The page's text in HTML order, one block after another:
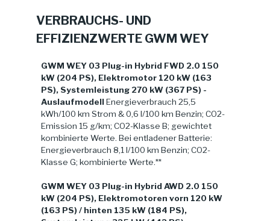
VERBRAUCHS- UND
EFFIZIENZWERTE GWM WEY
GWM WEY 03 Plug-in Hybrid FWD 2.0 150
kW (204 PS), Elektromotor 120 kW (163
PS), Systemleistung 270 kW (367 PS) -
AuslaufmodellEnergieverbrauch 25,5
kWh/100 km Strom & 0,6 l/100 km Benzin; CO2-
Emission 15 g/km; CO2-Klasse B; gewichtet
kombinierte Werte. Bei entladener Batterie:
Energieverbrauch 8,1 l/100 km Benzin; CO2-
Klasse G; kombinierte Werte.**
GWM WEY 03 Plug-in Hybrid AWD 2.0 150
kW (204 PS), Elektromotoren vorn 120 kW
(163 PS) / hinten 135 kW (184 PS),